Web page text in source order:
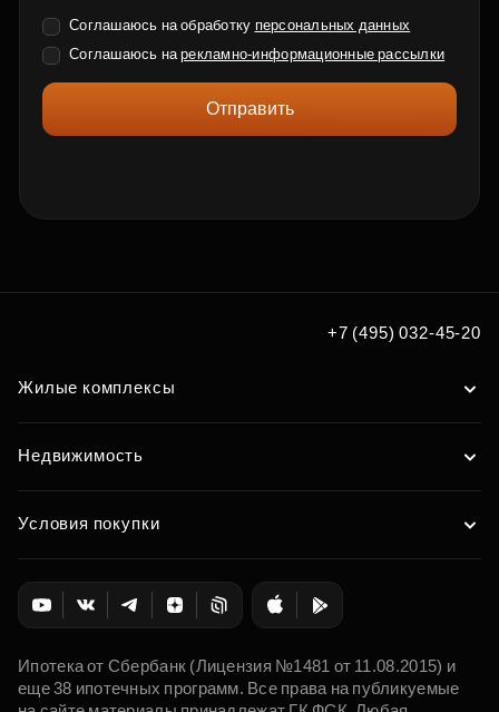
Соглашаюсь на обработку персональных данных
Соглашаюсь нарекламно-информационные рассылки
Отправить
+7 (495) 032-45-20
Жилые комплексы
Недвижимость
Условия покупки
Ипотека от Сбербанк (Лицензия №1481 от 11.08.2015) и
еще 38 ипотечных программ. Все права на публикуемые